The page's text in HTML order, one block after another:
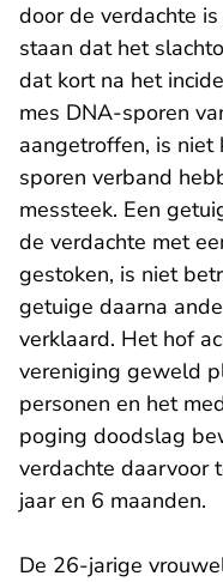
door de verdachte
staan dat het
dat kort na het
mes DNA-sporen
aangetroffen, is niet
sporen verband
messteek. Een
de verdachte met
gestoken, is niet
getuige daarna
verklaard. Het hof
vereniging geweld
personen en het
poging doodslag
verdachte daarvoor
jaar en 6 maanden.
De 26-jarige